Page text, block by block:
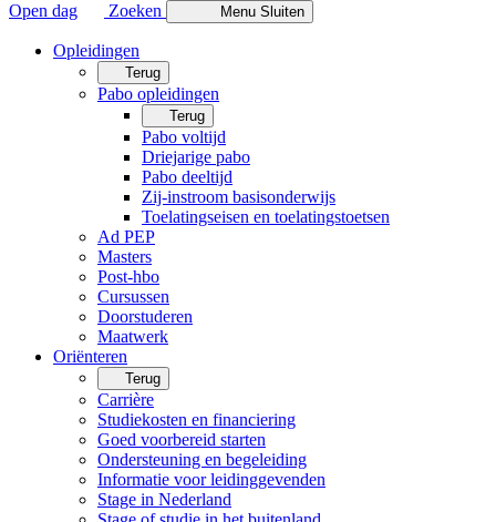
Open dag
Zoeken Menu Sluiten
Opleidingen
Terug
Pabo opleidingen
Terug
Pabo voltijd
Driejarige pabo
Pabo deeltijd
Zij-instroom basisonderwijs
Toelatingseisen en toelatingstoetsen
Ad PEP
Masters
Post-hbo
Cursussen
Doorstuderen
Maatwerk
Oriënteren
Terug
Carrière
Studiekosten en financiering
Goed voorbereid starten
Ondersteuning en begeleiding
Informatie voor leidinggevenden
Stage in Nederland